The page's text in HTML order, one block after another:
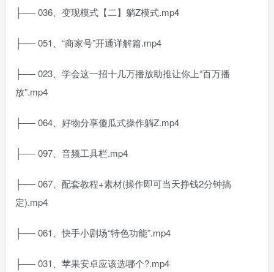
├── 036、变现模式【二】躺Z模式.mp4
├── 051、“商家号”开通详解篇.mp4
├── 023、学会这一招十几万播放助推让你上“百万播
放”.mp4
├── 064、好物分享傻瓜式操作躺Z.mp4
├── 097、音频工具栏.mp4
├── 067、配套教程+素材(操作即可当天挣钱2分钟搞
定).mp4
├── 061、快手小剧场“特色功能”.mp4
├── 031、苹果安卓应该选哪个?.mp4